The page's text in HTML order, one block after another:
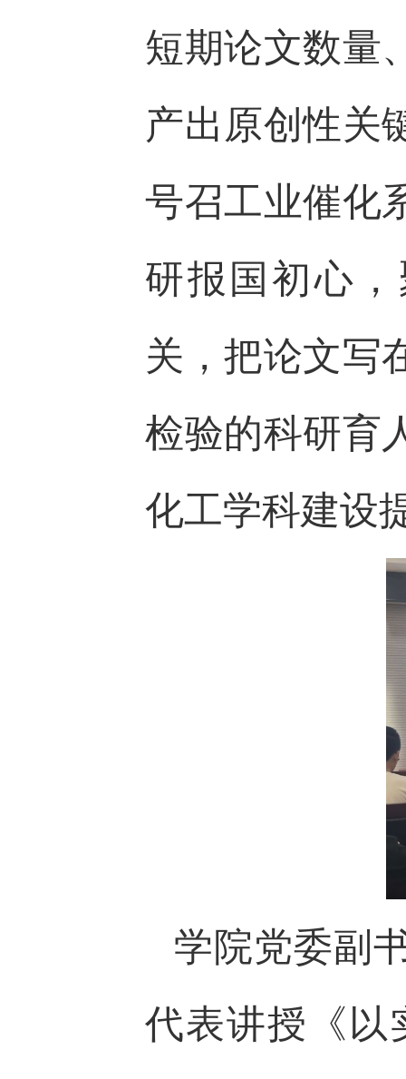
短期论文数量
产出原创性关
号召工业催化
研报国初心
关，把论文写
检验的科研育
化工学科建设
学院党委副
代表讲授《以